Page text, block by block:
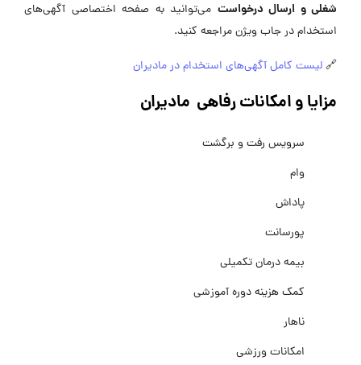
شغلی و ارسال درخواست می‌توانید به صفحه اختصاصی آگهی‌های
استخدام در جاب ویژن مراجعه کنید.
🔗لیست کامل آگهی‌های استخدام در مادیران
مزایا و امکانات رفاهی مادیران
سرویس رفت و برگشت
وام
پاداش
پورسانت
بیمه درمان تکمیلی
کمک هزینه دوره آموزشی
ناهار
امکانات ورزشی